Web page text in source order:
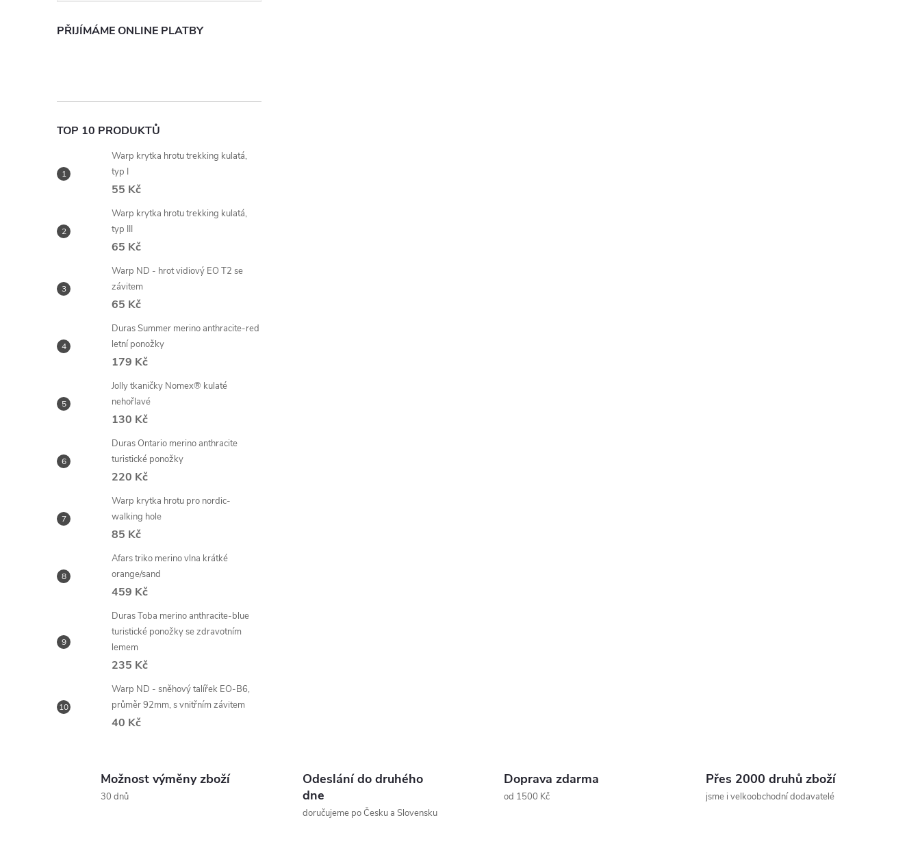
PŘIJÍMÁME ONLINE PLATBY
TOP 10 PRODUKTŮ
Warp krytka hrotu trekking kulatá,
typ I
55 Kč
Warp krytka hrotu trekking kulatá,
typ III
65 Kč
Warp ND - hrot vidiový EO T2 se
závitem
65 Kč
Duras Summer merino anthracite-red
letní ponožky
179 Kč
Jolly tkaničky Nomex® kulaté
nehořlavé
130 Kč
Duras Ontario merino anthracite
turistické ponožky
220 Kč
Warp krytka hrotu pro nordic-
walking hole
85 Kč
Afars triko merino vlna krátké
orange/sand
459 Kč
Duras Toba merino anthracite-blue
turistické ponožky se zdravotním
lemem
235 Kč
Warp ND - sněhový talířek EO-B6,
průměr 92mm, s vnitřním závitem
40 Kč
Možnost výměny zboží
30 dnů
Odeslání do druhého
dne
doručujeme po Česku a Slovensku
Doprava zdarma
od 1500 Kč
Přes 2000 druhů zboží
jsme i velkoobchodní dodavatelé